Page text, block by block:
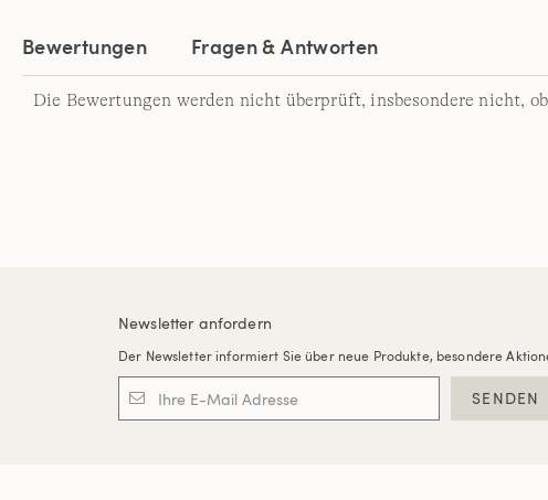
Bewertungen Fragen & Antworten
Die Bewertungen werden nicht überprüft, insbesondere nicht,
Newsletter anfordern
Der Newsletter informiert Sie über neue Produkte, besondere
SENDEN